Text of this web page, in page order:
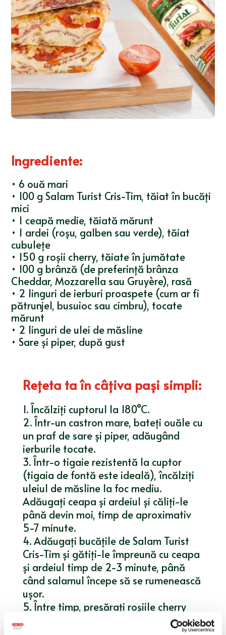
Ingrediente:
• 6 ouă mari
• 100 g Salam Turist Cris-Tim, tăiat în bucăți
mici
• 1 ceapă medie, tăiată mărunt
• 1 ardei (roșu, galben sau verde), tăiat
cubulețe
• 150 g roșii cherry, tăiate în jumătate
• 100 g brânză (de preferință brânza
Cheddar, Mozzarella sau Gruyère), rasă
• 2 linguri de ierburi proaspete (cum ar fi
pătrunjel, busuioc sau cimbru), tocate
mărunt
• 2 linguri de ulei de măsline
• Sare și piper, după gust
Reţeta ta în câţiva paşi simpli:
1. Încălziți cuptorul la 180°C.
2. Într-un castron mare, bateți ouăle cu
un praf de sare și piper, adăugând
ierburile tocate.
3. Într-o tigaie rezistentă la cuptor
(tigaia de fontă este ideală), încălziți
uleiul de măsline la foc mediu.
Adăugați ceapa și ardeiul și căliți-le
până devin moi, timp de aproximativ
5-7 minute.
4. Adăugați bucățile de Salam Turist
Cris-Tim și gătiți-le împreună cu ceapa
și ardeiul timp de 2-3 minute, până
când salamul începe să se rumenească
ușor.
5. Între timp, presărați roșiile cherry
peste amestecul de ouă bătute.